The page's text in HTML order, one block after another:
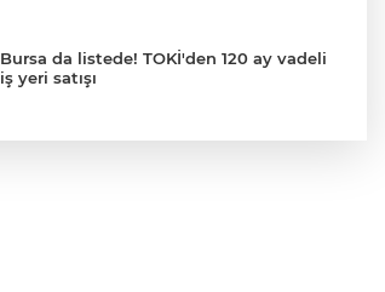
Bursa da listede! TOKİ'den 120 ay vadeli
iş yeri satışı